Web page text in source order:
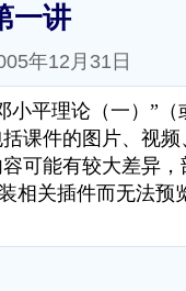
一讲
年12月31日
小平理论（一）”
课件的图片、视
可能有较大差异
相关插件而无法预